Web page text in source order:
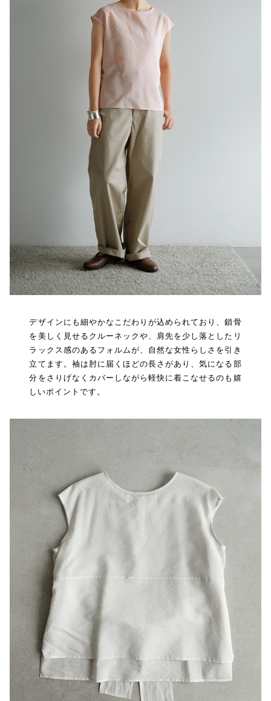
デザインにも細やかなこだわりが込められており、鎖骨
を美しく見せるクルーネックや、肩先を少し落としたリ
ラックス感のあるフォルムが、自然な女性らしさを引き
立てます。袖は肘に届くほどの長さがあり、気になる部
分をさりげなくカバーしながら軽快に着こなせるのも嬉
しいポイントです。